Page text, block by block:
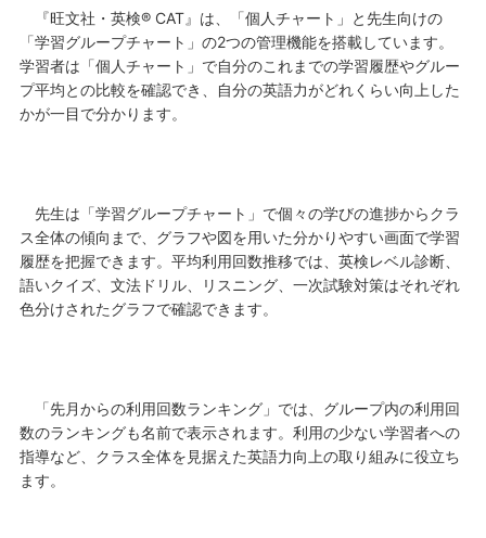
『旺文社・英検® CAT』は、「個人チャート」と先生向けの
「学習グループチャート」の2つの管理機能を搭載しています。
学習者は「個人チャート」で自分のこれまでの学習履歴やグルー
プ平均との比較を確認でき、自分の英語力がどれくらい向上した
かが一目で分かります。
先生は「学習グループチャート」で個々の学びの進捗からクラ
ス全体の傾向まで、グラフや図を用いた分かりやすい画面で学習
履歴を把握できます。平均利用回数推移では、英検レベル診断、
語いクイズ、文法ドリル、リスニング、一次試験対策はそれぞれ
色分けされたグラフで確認できます。
「先月からの利用回数ランキング」では、グループ内の利用回
数のランキングも名前で表示されます。利用の少ない学習者への
指導など、クラス全体を見据えた英語力向上の取り組みに役立ち
ます。